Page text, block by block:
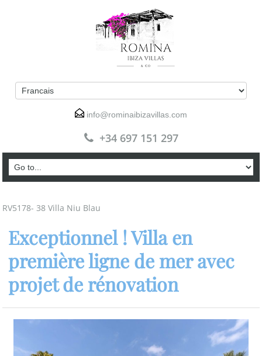
info@rominaibizavillas.com
+34 697 151 297
RV5178- 38 Villa Niu Blau
Exceptionnel ! Villa en
première ligne de mer avec
projet de rénovation